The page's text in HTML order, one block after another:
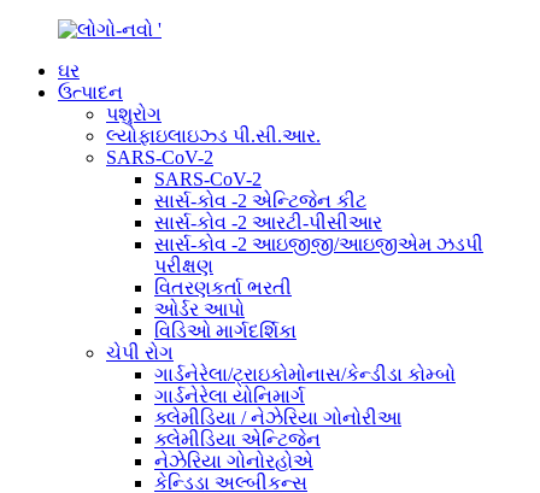
ઘર
ઉત્પાદન
પશુરોગ
લ્યોફાઇલાઇઝ્ડ પી.સી.આર.
SARS-CoV-2
SARS-CoV-2
સાર્સ-કોવ -2 એન્ટિજેન કીટ
સાર્સ-કોવ -2 આરટી-પીસીઆર
સાર્સ-કોવ -2 આઇજીજી/આઇજીએમ ઝડપી
પરીક્ષણ
વિતરણકર્તા ભરતી
ઓર્ડર આપો
વિડિઓ માર્ગદર્શિકા
ચેપી રોગ
ગાર્ડનેરેલા/ટ્રાઇકોમોનાસ/કેન્ડીડા કોમ્બો
ગાર્ડનેરેલા યોનિમાર્ગ
ક્લેમીડિયા / નેઝેરિયા ગોનોરીઆ
ક્લેમીડિયા એન્ટિજેન
નેઝેરિયા ગોનોરહોએ
કેન્ડિડા અલ્બીકન્સ